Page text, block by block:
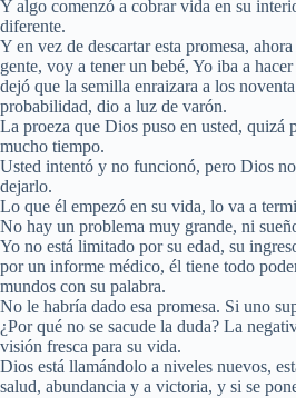
Y algo comenzó a cobrar vida en su
diferente.
Y en vez de descartar esta promesa,
gente, voy a tener un bebé, Yo iba a
dejó que la semilla enraizara a los
probabilidad, dio a luz de varón.
La proeza que Dios puso en usted, quizá
mucho tiempo.
Usted intentó y no funcionó, pero Dios
dejarlo.
Lo que él empezó en su vida, lo va a
No hay un problema muy grande, ni
Yo no está limitado por su edad, su
por un informe médico, él tiene todo
mundos con su palabra.
No le habría dado esa promesa. Si uno
¿Por qué no se sacude la duda? La
visión fresca para su vida.
Dios está llamándolo a niveles nuevos,
salud, abundancia y a victoria, y si se